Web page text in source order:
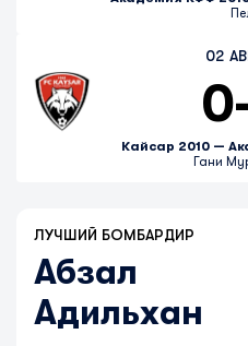
02
0
Кайсар 2010 —
Гани
ЛУЧШИЙ БОМБАРДИР
Абзал
Адильхан